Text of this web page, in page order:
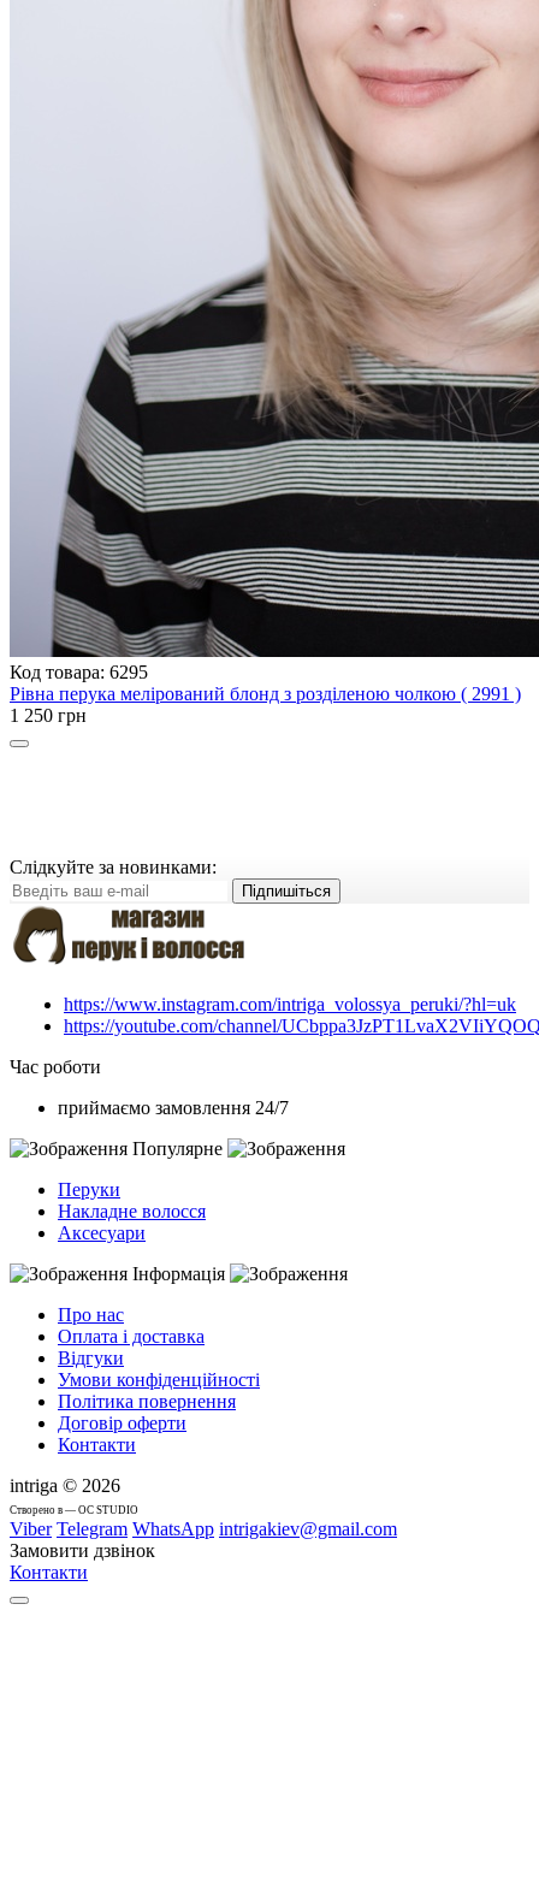
Код товара: 6295
Рівна перука мелірований блонд з розділеною чолкою ( 2991 )
1 250 грн
Слідкуйте за новинками:
Підпишіться
https://www.instagram.com/intriga_volossya_peruki/?hl=uk
https://youtube.com/channel/
Час роботи
приймаємо замовлення 24/7
Популярне
Перуки
Накладне волосся
Аксесуари
Інформація
Про нас
Оплата і доставка
Відгуки
Умови конфіденційності
Політика повернення
Договір оферти
Контакти
intriga © 2026
Cтворено в — OC STUDIO
Viber Telegram WhatsApp intrigakiev@gmail.com
Замовити дзвінок
Контакти